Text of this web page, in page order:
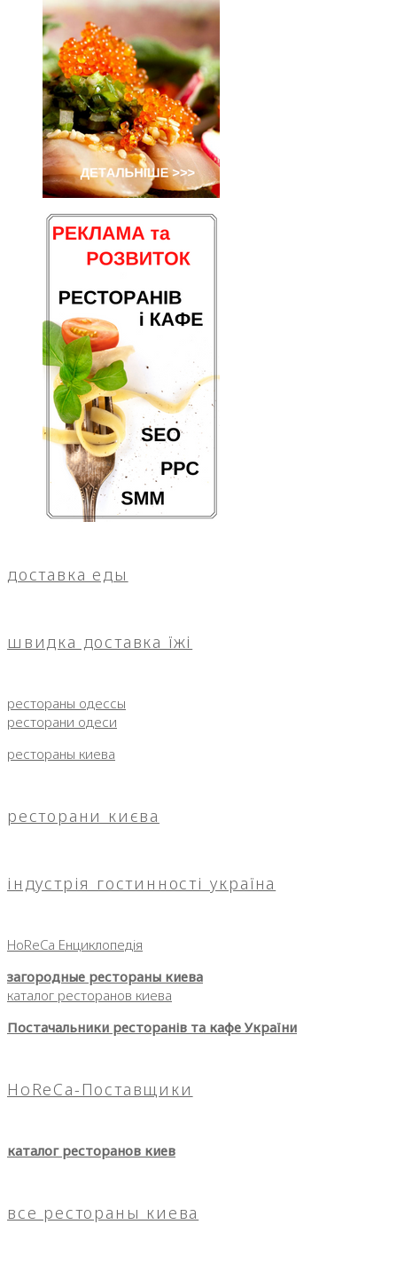
доставка еды
швидка доставка їжі
рестораны одессы
ресторани одеси
рестораны киева
ресторани києва
індустрія гостинності україна
HoReCa Енциклопедія
загородные рестораны киева
каталог ресторанов киева
Постачальники ресторанів та кафе України
HoReCa-Поставщики
каталог ресторанов киев
все рестораны киева